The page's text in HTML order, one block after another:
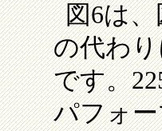
図6は
の代わ
です。
パフォ